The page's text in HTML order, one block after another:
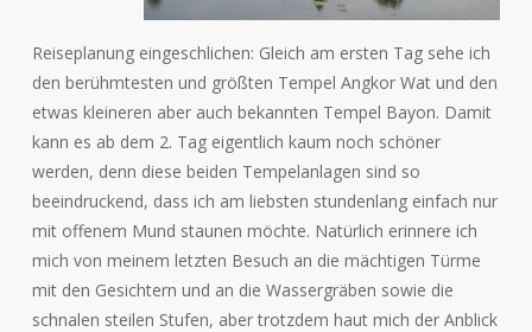
Reiseplanung eingeschlichen: Gleich am ersten Tag sehe ich
den berühmtesten und größten Tempel Angkor Wat und den
etwas kleineren aber auch bekannten Tempel Bayon. Damit
kann es ab dem 2. Tag eigentlich kaum noch schöner
werden, denn diese beiden Tempelanlagen sind so
beeindruckend, dass ich am liebsten stundenlang einfach nur
mit offenem Mund staunen möchte. Natürlich erinnere ich
mich von meinem letzten Besuch an die mächtigen Türme
mit den Gesichtern und an die Wassergräben sowie die
schnalen steilen Stufen, aber trotzdem haut mich der Anblick